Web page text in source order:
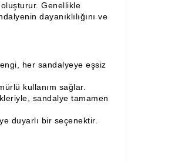
Genellikle
dayanıklılığını ve
her sandalyeye eşsiz
kullanım sağlar.
sandalye tamamen
duyarlı bir seçenektir.